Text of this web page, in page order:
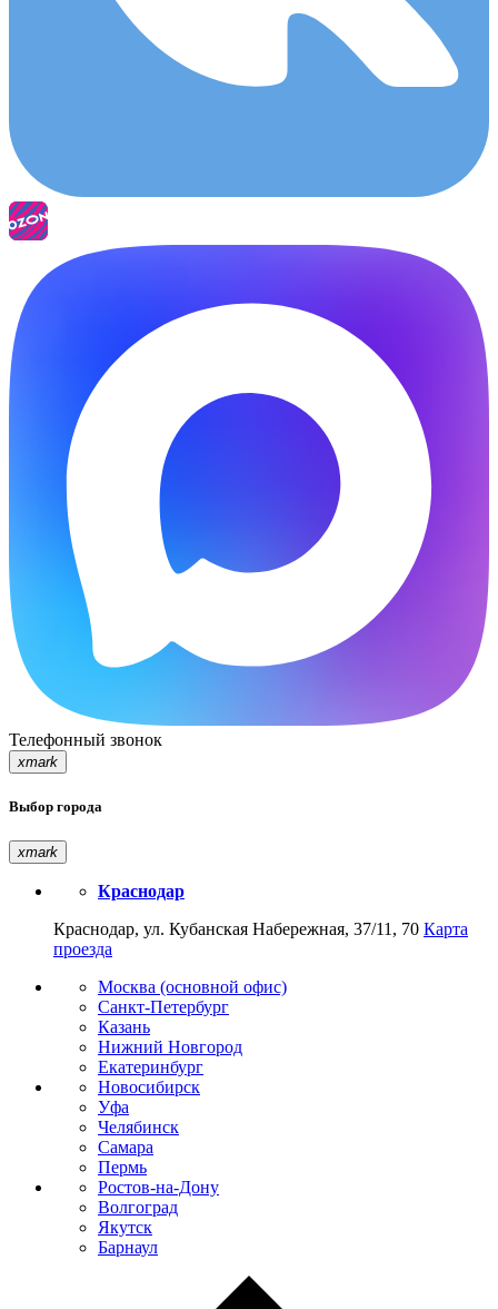
Телефонный звонок
xmark
Выбор города
xmark
Краснодар
Краснодар, ул. Кубанская Набережная, 37/11, 70 Карта
проезда
Москва (основной офис)
Санкт-Петербург
Казань
Нижний Новгород
Екатеринбург
Новосибирск
Уфа
Челябинск
Самара
Пермь
Ростов-на-Дону
Волгоград
Якутск
Барнаул